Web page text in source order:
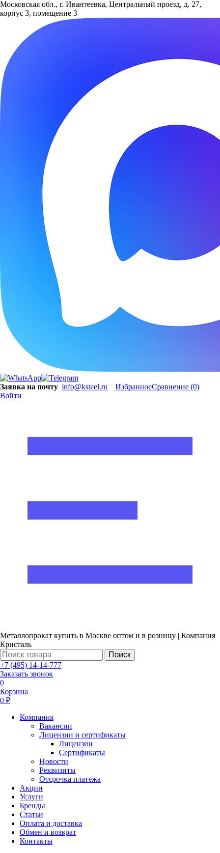
Московская обл., г. Ивантеевка, Центральный проезд, д. 27,
корпус 3, помещение 3
Заявка на почту info@ksteel.ru ИзбранноеСравнение (0)
Войти
Металлопрокат купить в Москве оптом и в розницу | Компания
Кристаль
Поиск
+7 (495) 14-14-777
Заказать звонок
0
Корзина
0 ₽
Компания
Вакансии
Лицензии и сертификаты
Лицензии
Сертификаты
Новости
Реквизиты
Отсрочка платежа
Акции
Услуги
Бренды
Статьи
Оплата и доставка
Обмен и возврат
Контакты